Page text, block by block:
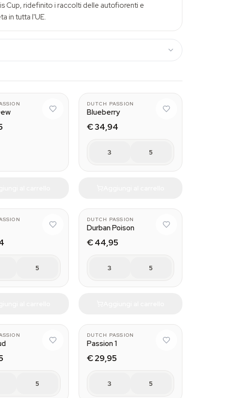
Cup, ridefinito i raccolti delle autofiorenti e
in tutta l'UE.
DUTCH PASSION
Blueberry
€ 34,94
3 5
5
DUTCH PASSION
Durban Poison
€ 44,95
3 5
5
DUTCH PASSION
Passion 1
€ 29,95
3 5